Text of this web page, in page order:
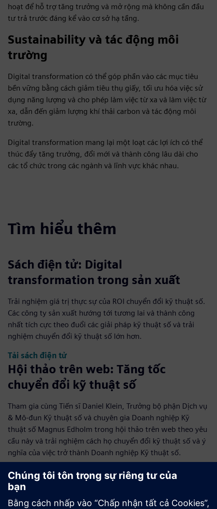
hoạt để hỗ trợ tăng trưởng và mở rộng mà không cần đầu
tư trả trước đáng kể vào cơ sở hạ tầng.
Sustainability và tác động môi
trường
Digital transformation có thể góp phần vào các mục tiêu
bền vững bằng cách giảm tiêu thụ giấy, tối ưu hóa việc sử
dụng năng lượng và cho phép làm việc từ xa và làm việc từ
xa, dẫn đến giảm lượng khí thải carbon và tác động môi
trường.
Digital transformation mang lại một loạt các lợi ích có thể
thúc đẩy tăng trưởng, đổi mới và thành công lâu dài cho
các tổ chức trong các ngành và lĩnh vực khác nhau.
Tìm hiểu thêm
Sách điện tử: Digital
transformation trong sản xuất
Trải nghiệm giá trị thực sự của ROI chuyển đổi kỹ thuật số.
Các công ty sản xuất hướng tới tương lai và thành công
nhất tích cực theo đuổi các giải pháp kỹ thuật số và trải
nghiệm chuyển đổi kỹ thuật số lớn hơn.
Tải sách điện tử
Hội thảo trên web: Tăng tốc
chuyển đổi kỹ thuật số
Tham gia cùng Tiến sĩ Daniel Klein, Trưởng bộ phận Dịch vụ
& Mô-đun Kỹ thuật số và chuyên gia Doanh nghiệp Kỹ
thuật số Magnus Edholm trong hội thảo trên web theo yêu
cầu này và trải nghiệm cách họ chuyển đổi kỹ thuật số và ý
nghĩa của việc trở thành Doanh nghiệp Kỹ thuật số.
Xem hội thảo trên web
Nghiên cứu điển hình: UINFOR tối
ưu hóa sản xuất